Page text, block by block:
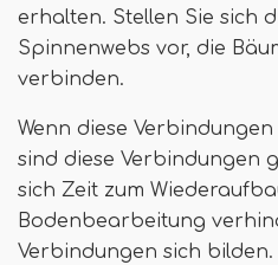
erhalten. Stellen Sie sich
Spinnenwebs vor, die
verbinden.
Wenn diese
sind diese Verbindungen
sich Zeit zum
Bodenbearbeitung
Verbindungen sich